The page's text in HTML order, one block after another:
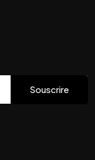
Souscrire